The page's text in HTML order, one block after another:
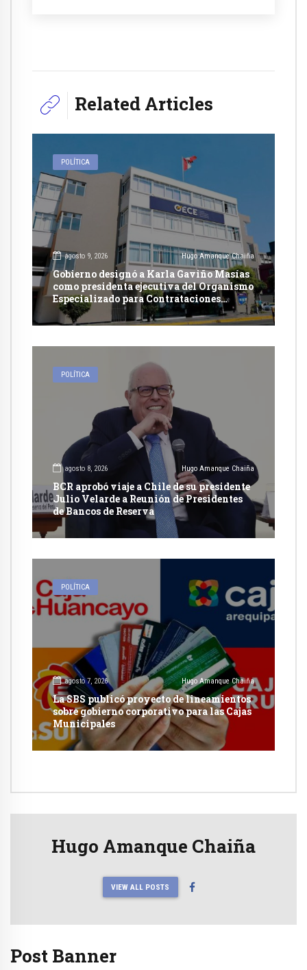
Related Articles
POLÍTICA
agosto 9, 2026 Hugo Amanque Chaiña
Gobierno designó a Karla Gaviño Masías
como presidenta ejecutiva del Organismo
Especializado para Contrataciones
Públicas Eficientes
POLÍTICA
agosto 8, 2026 Hugo Amanque Chaiña
BCR aprobó viaje a Chile de su presidente
Julio Velarde a Reunión de Presidentes
de Bancos de Reserva
POLÍTICA
agosto 7, 2026 Hugo Amanque Chaiña
La SBS publicó proyecto de lineamientos
sobre gobierno corporativo para las Cajas
Municipales
Hugo Amanque Chaiña
VIEW ALL POSTS
Post Banner